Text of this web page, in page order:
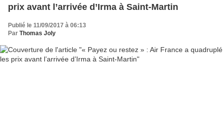
prix avant l’arrivée d’Irma à Saint-Martin
Publié le 11/09/2017 à 06:13
Par Thomas Joly